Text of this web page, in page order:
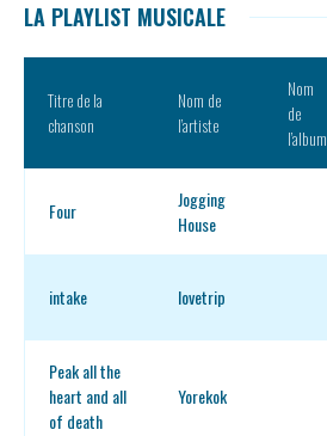
LA PLAYLIST MUSICALE
Titre de la
chanson
Nom de
l’artiste
Nom
de
l’album
Four
Jogging
House
intake lovetrip
Peak all the
heart and all
of death
Yorekok